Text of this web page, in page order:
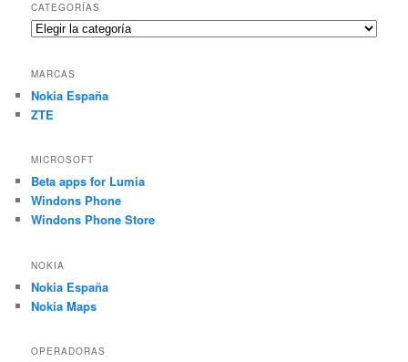
CATEGORÍAS
Categorías
MARCAS
Nokia España
ZTE
MICROSOFT
Beta apps for Lumia
Windons Phone
Windons Phone Store
NOKIA
Nokia España
Nokia Maps
OPERADORAS